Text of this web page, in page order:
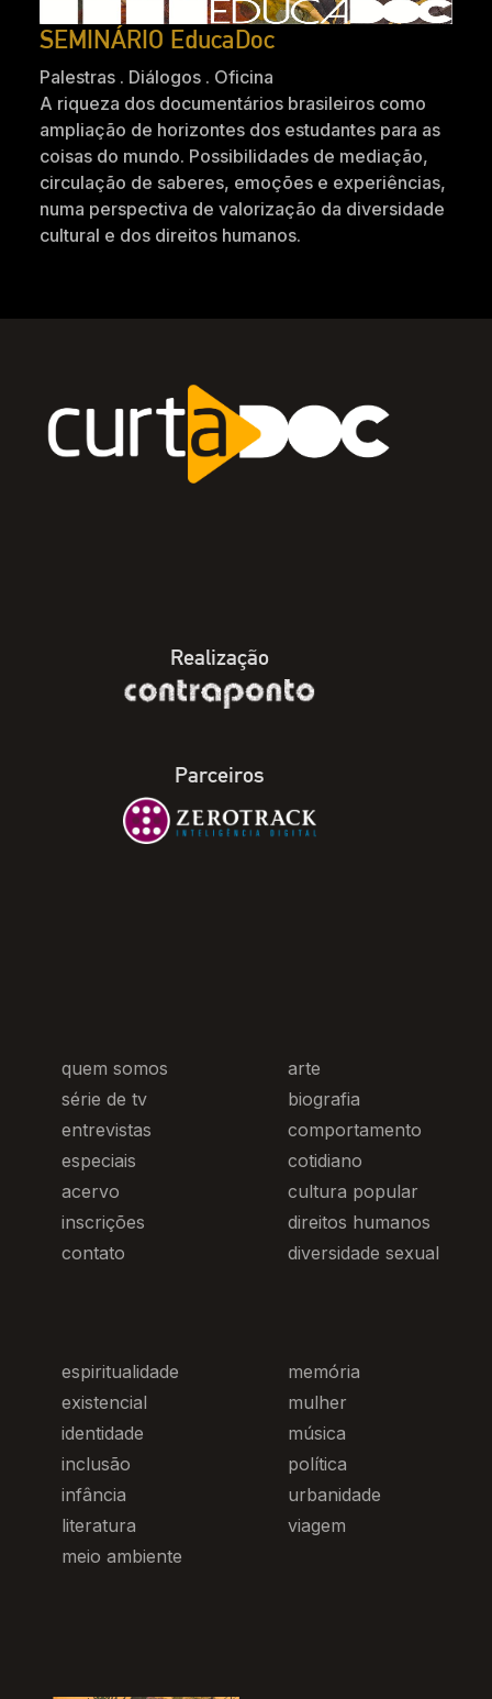
SEMINÁRIO EducaDoc
Palestras . Diálogos . Oficina
A riqueza dos documentários brasileiros como
ampliação de horizontes dos estudantes para as
coisas do mundo. Possibilidades de mediação,
circulação de saberes, emoções e experiências,
numa perspectiva de valorização da diversidade
cultural e dos direitos humanos.
Realização
Parceiros
quem somos
série de tv
entrevistas
especiais
acervo
inscrições
contato
arte
biografia
comportamento
cotidiano
cultura popular
direitos humanos
diversidade sexual
espiritualidade
existencial
identidade
inclusão
infância
literatura
meio ambiente
memória
mulher
música
política
urbanidade
viagem